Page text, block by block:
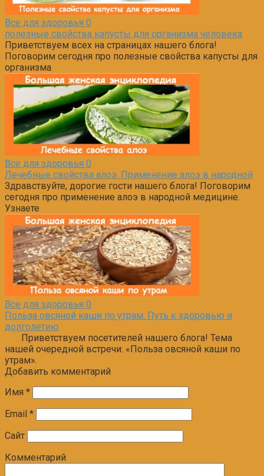
Все для здоровья 0
полезные свойства капусты для организма человека
Приветствуем всех на страницах нашего блога!
Поговорим сегодня про полезные свойства капусты для
организма
Все для здоровья 0
Лечебные свойства алоэ. Применение алоэ в народной
Здравствуйте, дорогие гости нашего блога! Поговорим
сегодня про применение алоэ в народной медицине.
Узнаете
Все для здоровья 0
Польза овсяной каши по утрам. Путь к здоровью и
долголетию
Приветствуем посетителей нашего блога! Тема
нашей очередной встречи: «Польза овсяной каши по
утрам».
Добавить комментарий
Имя *
Email *
Сайт
Комментарий